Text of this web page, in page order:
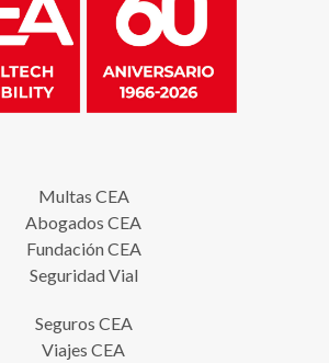
Multas CEA
Abogados CEA
Fundación CEA
Seguridad Vial
Seguros CEA
Viajes CEA